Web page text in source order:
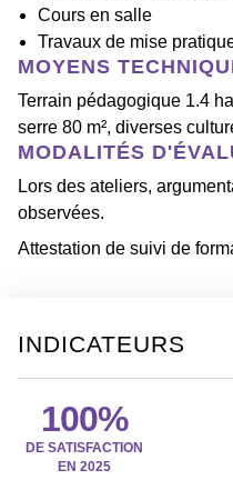
Cours en salle
Travaux de mise
MOYENS
Terrain pédagogique 1.4
serre 80 m², diverses
MODALITÉS
Lors des ateliers,
observées.
Attestation de suivi de
INDICATEURS
100%
DE SATISFACTION
EN 2025